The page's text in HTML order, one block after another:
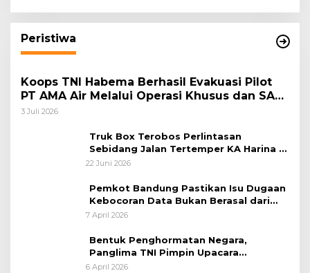
Peristiwa
Koops TNI Habema Berhasil Evakuasi Pilot
PT AMA Air Melalui Operasi Khusus dan SAR
Taktis
3 Juli 2026
Truk Box Terobos Perlintasan
Sebidang Jalan Tertemper KA Harina di
Jalan Stasiun Poncol-Jrakah Semarang
22 Juni 2026
Pemkot Bandung Pastikan Isu Dugaan
Kebocoran Data Bukan Berasal dari
Server Disdukcapil
7 April 2026
Bentuk Penghormatan Negara,
Panglima TNI Pimpin Upacara
Pemakaman Militer
6 April 2026